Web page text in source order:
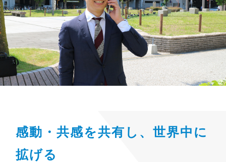
感動・共感を共有し、世界中に
拡げる